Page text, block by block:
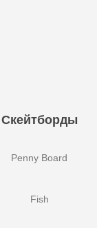
Скейтборды
Penny Board
Fish